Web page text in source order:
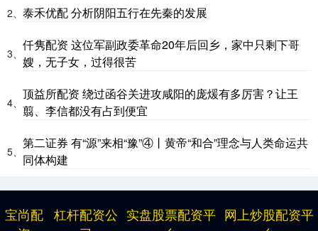
2、 泰禾优配 分析阴阳五行在先秦的发展
3、
仟隽配资 这位军副政委革命20年后回乡，家中只剩下哥
嫂，无子女，过得很苦
4、
顶益所配资 绕过函谷关进攻咸阳的庞煖有多厉害？让王
翦、李信都没有占到便宜
5、
第二证券 有“源”来相“豫”④丨黄帝“和合”理念与人类命运共
同体构建
宝尚配 杠杆配资公 实盘股票配资平 网上炒股配资平